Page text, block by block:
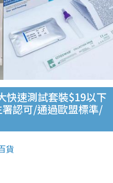
快速測試套裝$19以下
認可/通過歐盟標準/
貨